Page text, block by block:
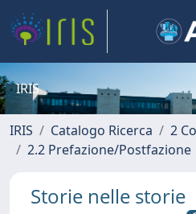
IRIS
IRIS Catalogo Ricerca
2
2.2 Prefazione/Postfazione
Storie nelle storie